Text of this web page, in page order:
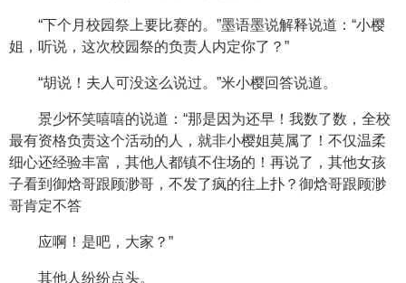
“下个月校园祭上要比赛的。”墨语墨说解释说道：“小樱
姐，听说，这次校园祭的负责人内定你了？”
“胡说！夫人可没这么说过。”米小樱回答说道。
景少怀笑嘻嘻的说道：“那是因为还早！我数了数，全校
最有资格负责这个活动的人，就非小樱姐莫属了！不仅温柔
细心还经验丰富，其他人都镇不住场的！再说了，其他女孩
子看到御焓哥跟顾渺哥，不发了疯的往上扑？御焓哥跟顾渺
哥肯定不答
应啊！是吧，大家？”
其他人纷纷点头。